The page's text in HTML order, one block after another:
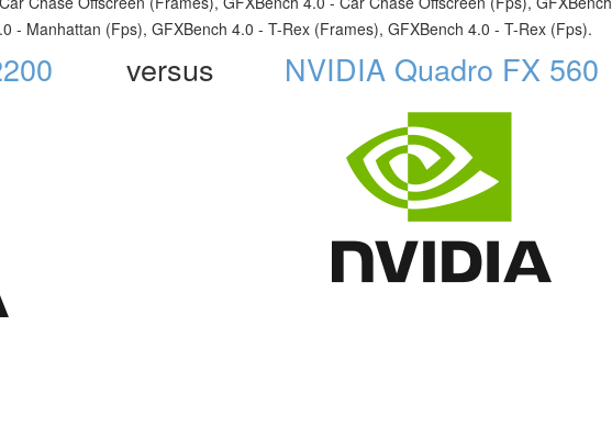
- Manhattan (Fps), GFXBench 4.0 - T-Rex (Frames), GFXBench 4.0 - T-Rex (Fps).
versus NVIDIA Quadro FX 560